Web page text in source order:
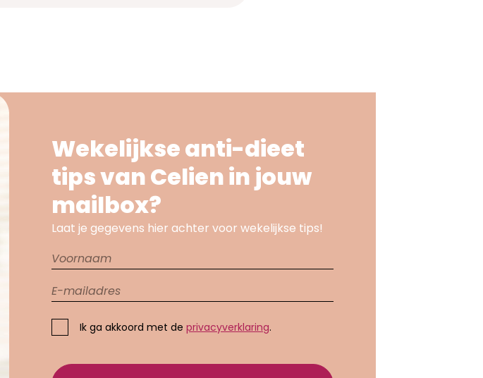
Wekelijkse anti-dieet
tips van Celien in jouw
mailbox?
Laat je gegevens hier achter voor wekelijkse tips!
Ik ga akkoord met de privacyverklaring.